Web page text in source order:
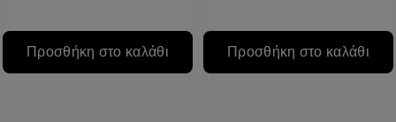
Προσθήκη στο καλάθι Προσθήκη στο καλάθι